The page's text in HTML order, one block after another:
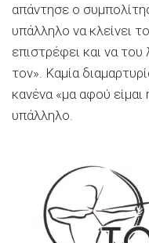
απάντησε ο
υπάλληλο να κλείνει
επιστρέφει και να
τον». Καμία
κανένα «μα αφού
υπάλληλο.